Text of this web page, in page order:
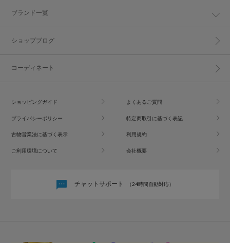
ブランド一覧
ショップブログ
コーディネート
ショッピングガイド よくあるご質問
プライバシーポリシー 特定商取引に基づく表記
古物営業法に基づく表示 利用規約
ご利用環境について 会社概要
チャットサポート （24時間自動対応）